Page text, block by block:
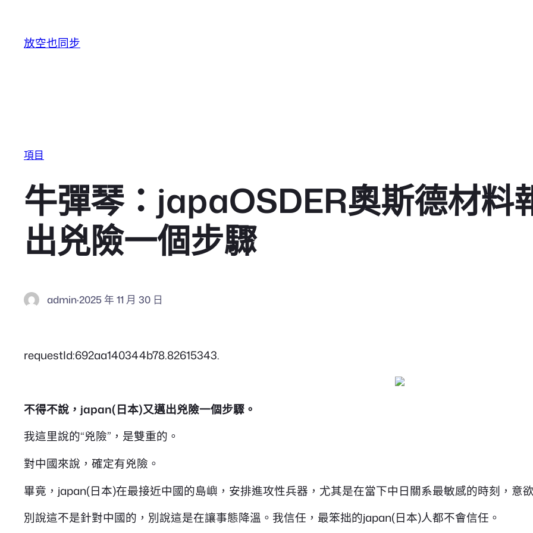
放空也同步
項目
牛彈琴：japaOSDER奧斯德材料
出兇險一個步驟
admin·2025 年 11 月 30 日
requestId:692aa140344b78.82615343.
不得不說，japan(日本)又邁出兇險一個步驟。
我這里說的“兇險”，是雙重的。
對中國來說，確定有兇險。
畢竟，japan(日本)在最接近中國的島嶼，安排進攻性兵器，尤其是在當下中日關系最敏感的時刻，意
別說這不是針對中國的，別說這是在讓事態降溫。我信任，最笨拙的japan(日本)人都不會信任。